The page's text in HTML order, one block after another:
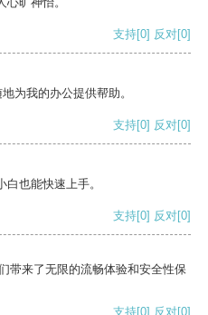
支持[0] 反对[0]
为我的办公提供帮助。
支持[0] 反对[0]
也能快速上手。
支持[0] 反对[0]
带来了无限的流畅体验和安全性保
支持[0] 反对[0]